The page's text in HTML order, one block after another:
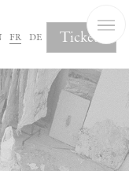
fr de Tickets